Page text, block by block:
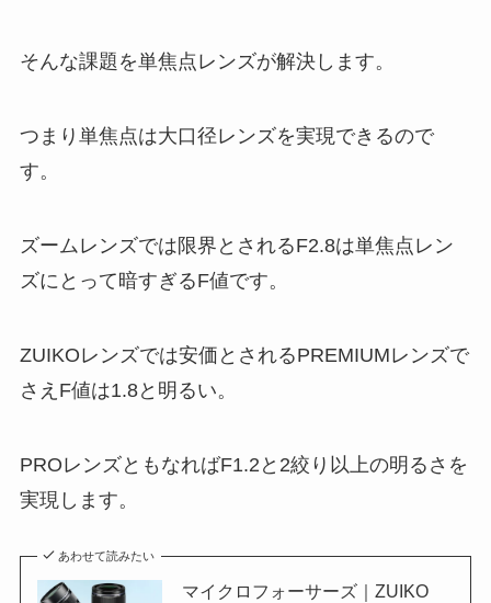
そんな課題を単焦点レンズが解決します。
つまり単焦点は大口径レンズを実現できるので
す。
ズームレンズでは限界とされるF2.8は単焦点レン
ズにとって暗すぎるF値です。
ZUIKOレンズでは安価とされるPREMIUMレンズで
さえF値は1.8と明るい。
PROレンズともなればF1.2と2絞り以上の明るさを
実現します。
あわせて読みたい
マイクロフォーサーズ｜ZUIKO